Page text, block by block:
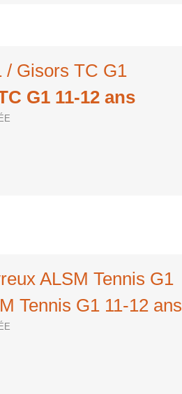
/ Gisors TC G1
G1 11-12 ans
ALSM Tennis G1
Tennis G1 11-12 ans